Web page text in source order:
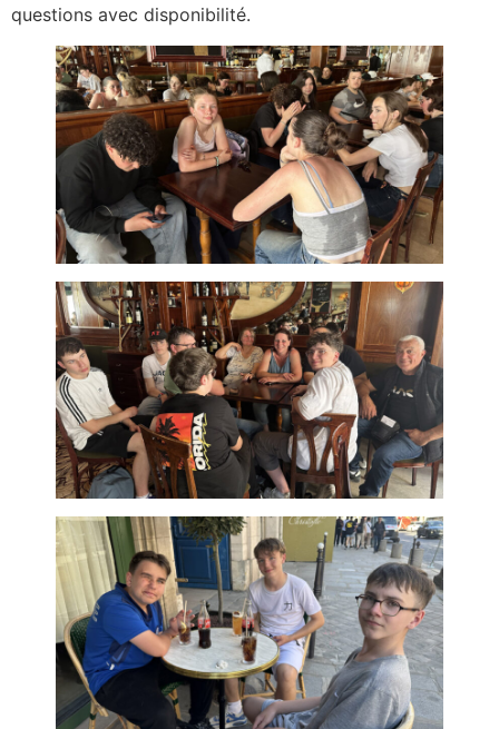
questions avec disponibilité.